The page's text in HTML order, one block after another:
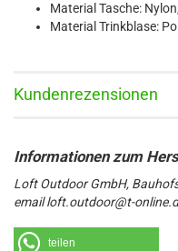
Material Tasche:
Material Trinkblase:
Kundenrezensionen
Loft Outdoor GmbH,
email loft.outdoor@t-
teilen